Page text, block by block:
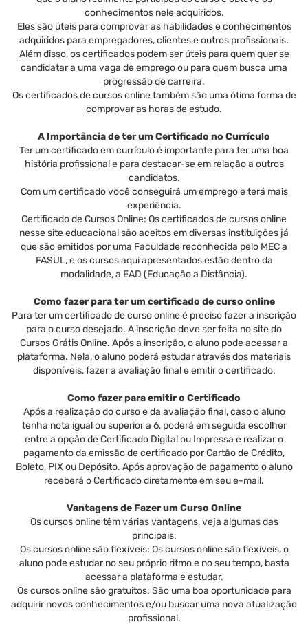
conhecimentos nele adquiridos.
Eles são úteis para comprovar as habilidades e conhecimentos
adquiridos para empregadores, clientes e outros profissionais.
Além disso, os certificados podem ser úteis para quem quer se
candidatar a uma vaga de emprego ou para quem busca uma
progressão de carreira.
Os certificados de cursos online também são uma ótima forma de
comprovar as horas de estudo.
A Importância de ter um Certificado no Currículo
Ter um certificado em currículo é importante para ter uma boa
história profissional e para destacar-se em relação a outros
candidatos.
Com um certificado você conseguirá um emprego e terá mais
experiência.
Certificado de Cursos Online: Os certificados de cursos online
nesse site educacional são aceitos em diversas instituições já
que são emitidos por uma Faculdade reconhecida pelo MEC a
FASUL, e os cursos aqui apresentados estão dentro da
modalidade, a EAD (Educação a Distância).
Como fazer para ter um certificado de curso online
Para ter um certificado de curso online é preciso fazer a inscrição
para o curso desejado. A inscrição deve ser feita no site do
Cursos Grátis Online. Após a inscrição, o aluno pode acessar a
plataforma. Nela, o aluno poderá estudar através dos materiais
disponíveis, fazer a avaliação final e emitir o certificado.
Como fazer para emitir o Certificado
Após a realização do curso e da avaliação final, caso o aluno
tenha nota igual ou superior a 6, poderá em seguida escolher
entre a opção de Certificado Digital ou Impressa e realizar o
pagamento da emissão de certificado por Cartão de Crédito,
Boleto, PIX ou Depósito. Após aprovação de pagamento o aluno
receberá o Certificado diretamente em seu e-mail.
Vantagens de Fazer um Curso Online
Os cursos online têm várias vantagens, veja algumas das
principais:
Os cursos online são flexíveis: Os cursos online são flexíveis, o
aluno pode estudar no seu próprio ritmo e no seu tempo, basta
acessar a plataforma e estudar.
Os cursos online são gratuitos: São uma boa oportunidade para
adquirir novos conhecimentos e/ou buscar uma nova atualização
profissional.